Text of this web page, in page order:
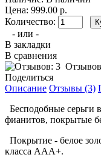
Цена: 999.00 р.
Количество:
- или -
В закладки
В сравнения
Поделиться
Описание Отзывы (3)
Бесподобные серьги
фианитов, покрытые
Покрытие - белое
класса ААА+.